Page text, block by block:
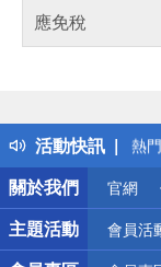
應免稅
活動快訊
得
熱
銀
偏
詐
關於我們
官網
主題活動 會員活